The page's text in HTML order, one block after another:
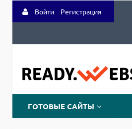
Войти Регистрация
ГОТОВЫЕ САЙТЫ